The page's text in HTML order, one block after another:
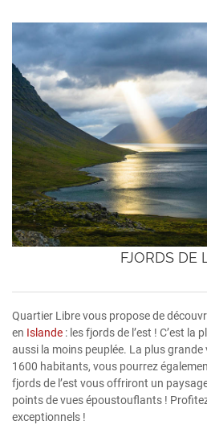
FJORDS DE
Quartier Libre vous propose de
en Islande : les fjords de l’est ! C’est la
aussi la moins peuplée. La plus grande
1600 habitants, vous pourrez
fjords de l’est vous offriront un
points de vues époustouflants !
exceptionnels !